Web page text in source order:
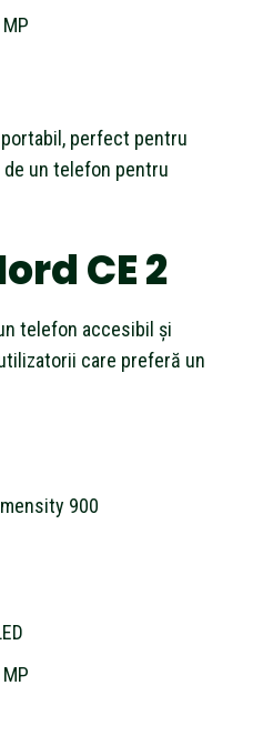
perfect pentru
un telefon pentru
CE 2
telefon accesibil și
care preferă un
900